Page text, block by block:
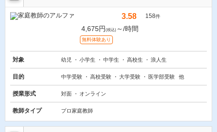
3.58 158件
4,675円 (税込) ～/時間
無料体験あり
対象 幼児 小学生 中学生 高校生 浪人生
目的 中学受験 高校受験 大学受験 医学部受験 他
授業形式 対面 オンライン
教師タイプ プロ家庭教師